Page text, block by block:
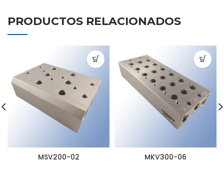
PRODUCTOS RELACIONADOS
MSV200-02 MKV300-06